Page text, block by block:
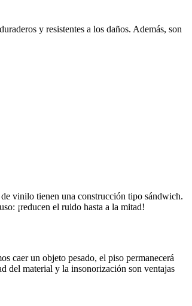
y resistentes a los daños. Además, son
vinilo tienen una construcción tipo sándwich.
¡reducen el ruido hasta a la mitad!
caer un objeto pesado, el piso permanecerá
del material y la insonorización son ventajas